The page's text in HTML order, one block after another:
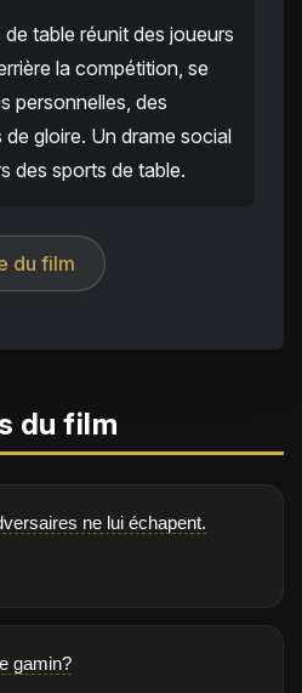
table réunit des joueurs
la compétition, se
personnelles, des
gloire. Un drame social
des sports de table.
du film
du film
ne lui échapent.
gamin?